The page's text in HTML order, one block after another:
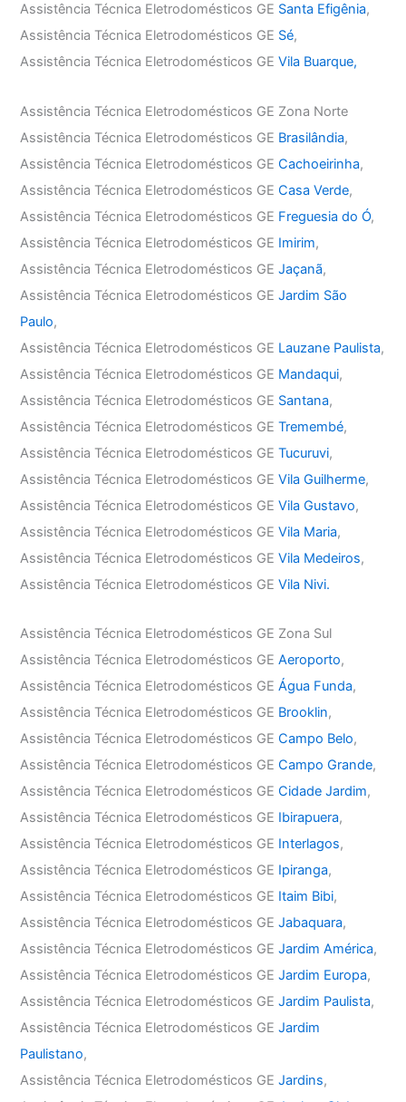
Assistência Técnica Eletrodomésticos GE Santa Efigênia,
Assistência Técnica Eletrodomésticos GE Sé,
Assistência Técnica Eletrodomésticos GEVila Buarque,
Assistência Técnica Eletrodomésticos GE Zona Norte
Assistência Técnica Eletrodomésticos GE Brasilândia,
Assistência Técnica Eletrodomésticos GECachoeirinha,
Assistência Técnica Eletrodomésticos GECasa Verde,
Assistência Técnica Eletrodomésticos GE Freguesia do Ó,
Assistência Técnica Eletrodomésticos GE Imirim,
Assistência Técnica Eletrodomésticos GEJaçanã,
Assistência Técnica Eletrodomésticos GEJardim São
Paulo,
Assistência Técnica Eletrodomésticos GE Lauzane Paulista,
Assistência Técnica Eletrodomésticos GE Mandaqui,
Assistência Técnica Eletrodomésticos GE Santana,
Assistência Técnica Eletrodomésticos GETremembé,
Assistência Técnica Eletrodomésticos GETucuruvi,
Assistência Técnica Eletrodomésticos GEVila Guilherme,
Assistência Técnica Eletrodomésticos GEVila Gustavo,
Assistência Técnica Eletrodomésticos GEVila Maria,
Assistência Técnica Eletrodomésticos GEVila Medeiros,
Assistência Técnica Eletrodomésticos GEVila Nivi.
Assistência Técnica Eletrodomésticos GE Zona Sul
Assistência Técnica Eletrodomésticos GEAeroporto,
Assistência Técnica Eletrodomésticos GEÁgua Funda,
Assistência Técnica Eletrodomésticos GE Brooklin,
Assistência Técnica Eletrodomésticos GECampo Belo,
Assistência Técnica Eletrodomésticos GECampo Grande,
Assistência Técnica Eletrodomésticos GECidade Jardim,
Assistência Técnica Eletrodomésticos GE Ibirapuera,
Assistência Técnica Eletrodomésticos GE Interlagos,
Assistência Técnica Eletrodomésticos GE Ipiranga,
Assistência Técnica Eletrodomésticos GE Itaim Bibi,
Assistência Técnica Eletrodomésticos GEJabaquara,
Assistência Técnica Eletrodomésticos GEJardim América,
Assistência Técnica Eletrodomésticos GEJardim Europa,
Assistência Técnica Eletrodomésticos GEJardim Paulista,
Assistência Técnica Eletrodomésticos GEJardim
Paulistano,
Assistência Técnica Eletrodomésticos GEJardins,